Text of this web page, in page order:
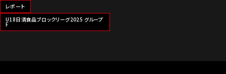
レポート
U18日清食品ブロックリーグ2025 グループ
F